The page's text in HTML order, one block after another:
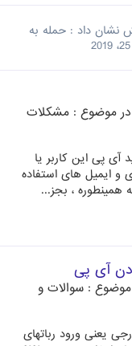
نشان داد : حمله به
در موضوع : مشکلات
پی این کاربر یا
چون نام کاربری و ایمیل های استفاده
، بجز...
آی پی
موضوع : سوالات و
یعنی ورود رباتهای